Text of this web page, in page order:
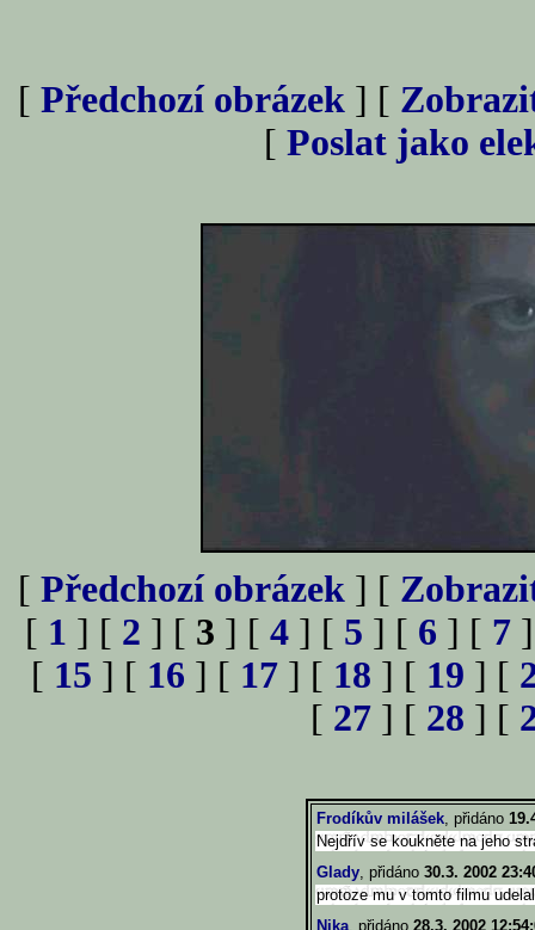
[ Předchozí obrázek ] [
[ Poslat jako
[ Předchozí obrázek ] [
[ 1 ] [ 2 ] [ 3 ] [ 4 ] [ 5 ] [ 6 ] [ 7
[ 15 ] [ 16 ] [ 17 ] [ 18 ] [ 19 ] [
[ 27 ] [ 28 ] [
Frodíkův milášek, přidáno
Nejdřív se koukněte na jeho
Glady, přidáno 30.3. 2002
protoze mu v tomto filmu
Nika, přidáno 28.3. 2002